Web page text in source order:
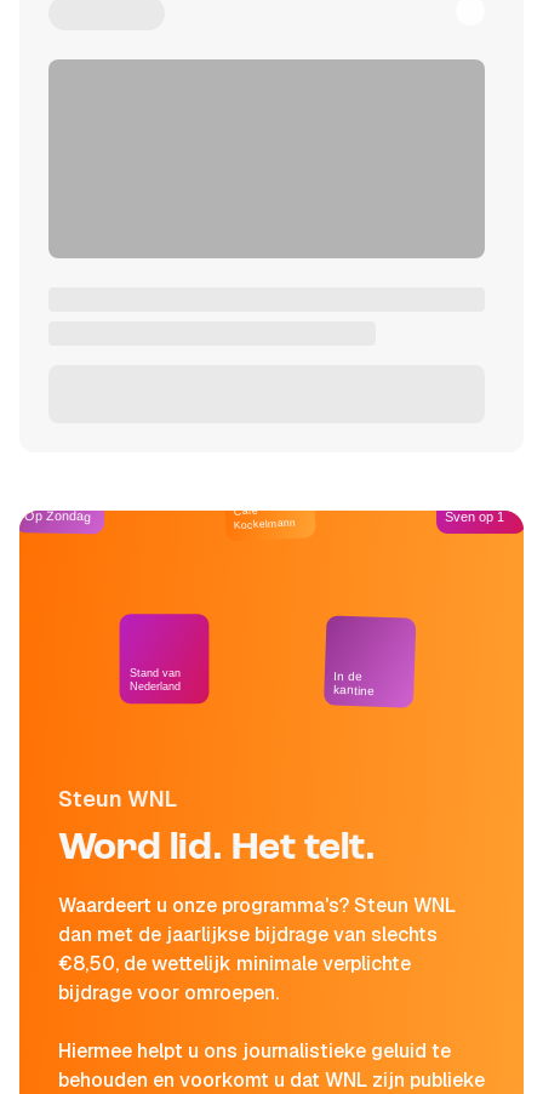
Steun WNL
Word lid. Het telt.
Waardeert u onze programma's? Steun WNL
dan met de jaarlijkse bijdrage van slechts
€8,50, de wettelijk minimale verplichte
bijdrage voor omroepen.
Hiermee helpt u ons journalistieke geluid te
behouden en voorkomt u dat WNL zijn publieke
Op Zondag
Stand van
Nederland
Café
Kockelmann
In de
kantine
Sven op 1